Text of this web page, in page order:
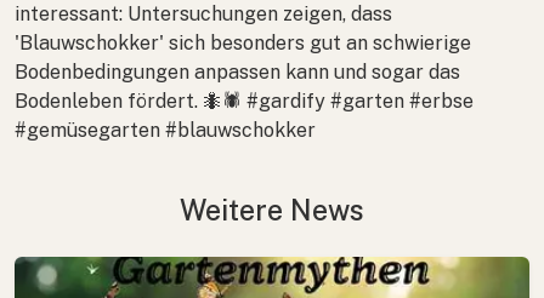
interessant: Untersuchungen zeigen, dass
'Blauwschokker' sich besonders gut an schwierige
Bodenbedingungen anpassen kann und sogar das
Bodenleben fördert. 🐜🕷 #gardify #garten #erbse
#gemüsegarten #blauwschokker
Weitere News